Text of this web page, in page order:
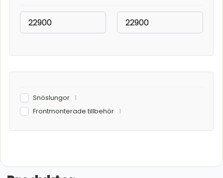
Snöslungor 1
Frontmonterade tillbehör 1